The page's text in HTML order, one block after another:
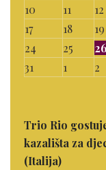
10
11 12
17
18 19
24
25 26
31
1 2
Trio Rio
kazališta za
(Italija)